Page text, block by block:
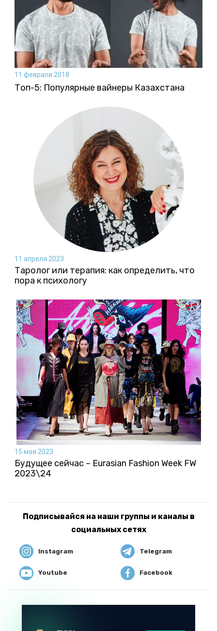
11 февраля 2018
Топ-5: Популярные вайнеры Казахстана
11 апреля 2023
Таролог или терапия: как определить, что
пора к психологу
15 мая 2023
Будущее сейчас – Eurasian Fashion Week FW
2023\24
Подписывайся на наши группы и каналы в
социальных сетях
Instagram Telegram
Youtube Facebook